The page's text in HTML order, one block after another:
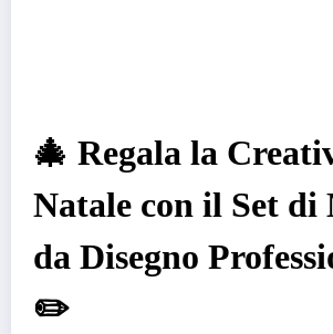
🎄 Regala la
Natale con il Set di
da Disegno
✏️